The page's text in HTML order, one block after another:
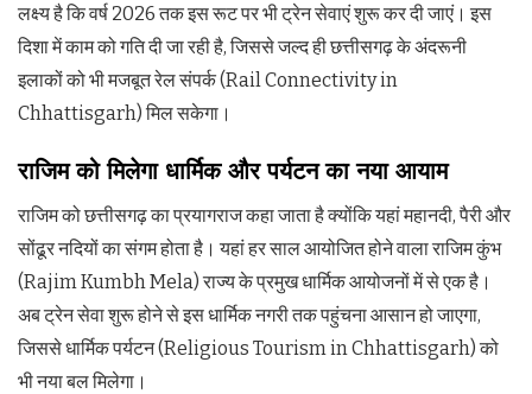
लक्ष्य है कि वर्ष 2026 तक इस रूट पर भी ट्रेन सेवाएं शुरू कर दी जाएं। इस
दिशा में काम को गति दी जा रही है, जिससे जल्द ही छत्तीसगढ़ के अंदरूनी
इलाकों को भी मजबूत रेल संपर्क (Rail Connectivity in
Chhattisgarh) मिल सकेगा।
राजिम को मिलेगा धार्मिक और पर्यटन का नया आयाम
राजिम को छत्तीसगढ़ का प्रयागराज कहा जाता है क्योंकि यहां महानदी, पैरी और
सोंढूर नदियों का संगम होता है। यहां हर साल आयोजित होने वाला राजिम कुंभ
(Rajim Kumbh Mela) राज्य के प्रमुख धार्मिक आयोजनों में से एक है।
अब ट्रेन सेवा शुरू होने से इस धार्मिक नगरी तक पहुंचना आसान हो जाएगा,
जिससे धार्मिक पर्यटन (Religious Tourism in Chhattisgarh) को
भी नया बल मिलेगा।